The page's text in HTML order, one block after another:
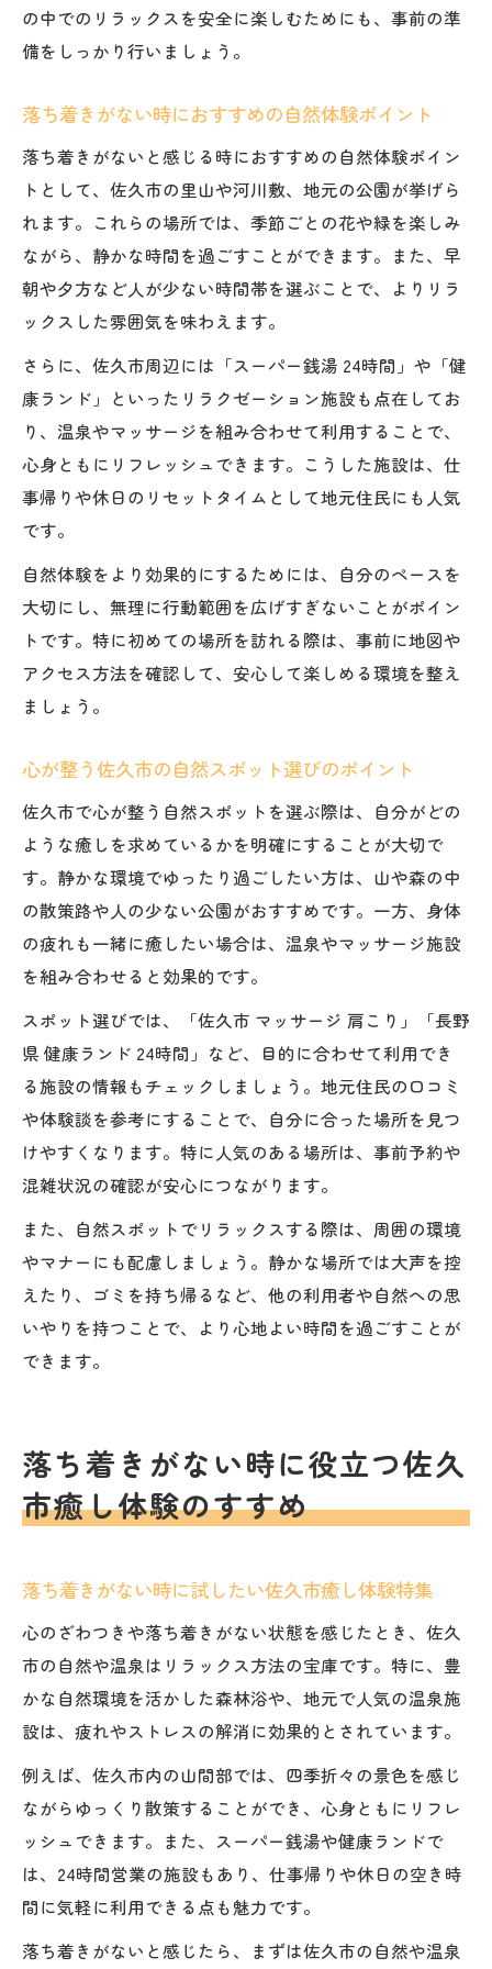
佐久市ならではのリフレッシュ方法を徹底
解説
リフレッシュ重視の過ごし方とおすすめポ
イント
落ち着きがない時に効く佐久市流ストレス
ケア法
の中でのリラックスを安全に楽しむためにも、事前の準
備をしっかり行いましょう。
落ち着きがない時におすすめの自然体験ポイント
落ち着きがないと感じる時におすすめの自然体験ポイン
トとして、佐久市の里山や河川敷、地元の公園が挙げら
れます。これらの場所では、季節ごとの花や緑を楽しみ
ながら、静かな時間を過ごすことができます。また、早
朝や夕方など人が少ない時間帯を選ぶことで、よりリラ
ックスした雰囲気を味わえます。
さらに、佐久市周辺には「スーパー銭湯 24時間」や「健
康ランド」といったリラクゼーション施設も点在してお
り、温泉やマッサージを組み合わせて利用することで、
心身ともにリフレッシュできます。こうした施設は、仕
事帰りや休日のリセットタイムとして地元住民にも人気
です。
自然体験をより効果的にするためには、自分のペースを
大切にし、無理に行動範囲を広げすぎないことがポイン
トです。特に初めての場所を訪れる際は、事前に地図や
アクセス方法を確認して、安心して楽しめる環境を整え
ましょう。
心が整う佐久市の自然スポット選びのポイント
佐久市で心が整う自然スポットを選ぶ際は、自分がどの
ような癒しを求めているかを明確にすることが大切で
す。静かな環境でゆったり過ごしたい方は、山や森の中
の散策路や人の少ない公園がおすすめです。一方、身体
の疲れも一緒に癒したい場合は、温泉やマッサージ施設
を組み合わせると効果的です。
スポット選びでは、「佐久市 マッサージ 肩こり」「長野
県 健康ランド 24時間」など、目的に合わせて利用でき
る施設の情報もチェックしましょう。地元住民の口コミ
や体験談を参考にすることで、自分に合った場所を見つ
けやすくなります。特に人気のある場所は、事前予約や
混雑状況の確認が安心につながります。
また、自然スポットでリラックスする際は、周囲の環境
やマナーにも配慮しましょう。静かな場所では大声を控
えたり、ゴミを持ち帰るなど、他の利用者や自然への思
いやりを持つことで、より心地よい時間を過ごすことが
できます。
落ち着きがない時に役立つ佐久
市癒し体験のすすめ
落ち着きがない時に試したい佐久市癒し体験特集
心のざわつきや落ち着きがない状態を感じたとき、佐久
市の自然や温泉はリラックス方法の宝庫です。特に、豊
かな自然環境を活かした森林浴や、地元で人気の温泉施
設は、疲れやストレスの解消に効果的とされています。
例えば、佐久市内の山間部では、四季折々の景色を感じ
ながらゆっくり散策することができ、心身ともにリフレ
ッシュできます。また、スーパー銭湯や健康ランドで
は、24時間営業の施設もあり、仕事帰りや休日の空き時
間に気軽に利用できる点も魅力です。
落ち着きがないと感じたら、まずは佐久市の自然や温泉